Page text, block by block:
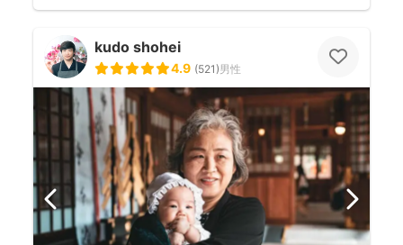
kudo shohei
4.9 (521)男性